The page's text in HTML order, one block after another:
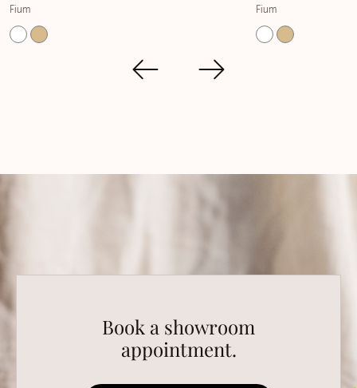
Fium Fium
Book a showroom
appointment.